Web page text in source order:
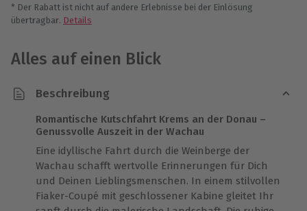
* Der Rabatt ist nicht auf andere Erlebnisse bei der Einlösung
übertragbar. Details
Alles auf einen Blick
Beschreibung
Romantische Kutschfahrt Krems an der Donau –
Genussvolle Auszeit in der Wachau
Eine idyllische Fahrt durch die Weinberge der
Wachau schafft wertvolle Erinnerungen für Dich
und Deinen Lieblingsmenschen. In einem stilvollen
Fiaker-Coupé mit geschlossener Kabine gleitet Ihr